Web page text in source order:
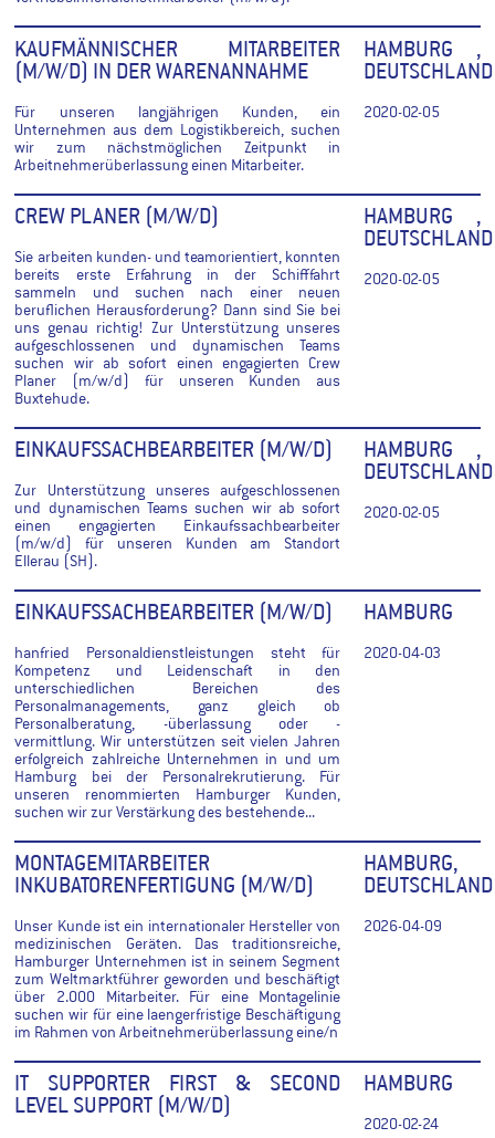
KAUFMÄNNISCHER MITARBEITER
(M/W/D) IN DER WARENANNAHME
Für unseren langjährigen Kunden, ein
Unternehmen aus dem Logistikbereich, suchen
wir zum nächstmöglichen Zeitpunkt in
Arbeitnehmerüberlassung einen Mitarbeiter.
HAMBURG ,
DEUTSCHLAND
2020-02-05
CREW PLANER (M/W/D)
Sie arbeiten kunden- und teamorientiert, konnten
bereits erste Erfahrung in der Schifffahrt
sammeln und suchen nach einer neuen
beruflichen Herausforderung? Dann sind Sie bei
uns genau richtig! Zur Unterstützung unseres
aufgeschlossenen und dynamischen Teams
suchen wir ab sofort einen engagierten Crew
Planer (m/w/d) für unseren Kunden aus
Buxtehude.
HAMBURG ,
DEUTSCHLAND
2020-02-05
EINKAUFSSACHBEARBEITER (M/W/D)
Zur Unterstützung unseres aufgeschlossenen
und dynamischen Teams suchen wir ab sofort
einen engagierten Einkaufssachbearbeiter
(m/w/d) für unseren Kunden am Standort
Ellerau (SH).
HAMBURG ,
DEUTSCHLAND
2020-02-05
EINKAUFSSACHBEARBEITER (M/W/D)
hanfried Personaldienstleistungen steht für
Kompetenz und Leidenschaft in den
unterschiedlichen Bereichen des
Personalmanagements, ganz gleich ob
Personalberatung, -überlassung oder -
vermittlung. Wir unterstützen seit vielen Jahren
erfolgreich zahlreiche Unternehmen in und um
Hamburg bei der Personalrekrutierung. Für
unseren renommierten Hamburger Kunden,
suchen wir zur Verstärkung des bestehende...
HAMBURG
2020-04-03
MONTAGEMITARBEITER
INKUBATORENFERTIGUNG (M/W/D)
Unser Kunde ist ein internationaler Hersteller von
medizinischen Geräten. Das traditionsreiche,
Hamburger Unternehmen ist in seinem Segment
zum Weltmarktführer geworden und beschäftigt
über 2.000 Mitarbeiter. Für eine Montagelinie
suchen wir für eine laengerfristige Beschäftigung
im Rahmen von Arbeitnehmerüberlassung eine/n
HAMBURG,
DEUTSCHLAND
2026-04-09
IT SUPPORTER FIRST & SECOND
LEVEL SUPPORT (M/W/D)
HAMBURG
2020-02-24